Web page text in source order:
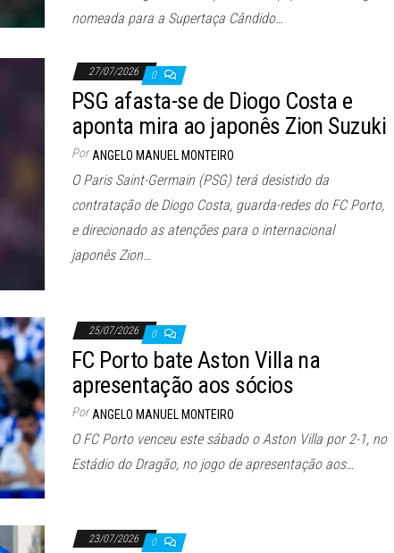
nomeada para a Supertaça Cândido…
27/07/2026 0
PSG afasta-se de Diogo Costa e
aponta mira ao japonês Zion Suzuki
Por ANGELO MANUEL MONTEIRO
O Paris Saint-Germain (PSG) terá desistido da
contratação de Diogo Costa, guarda-redes do FC Porto,
e direcionado as atenções para o internacional
japonês Zion…
25/07/2026 0
FC Porto bate Aston Villa na
apresentação aos sócios
Por ANGELO MANUEL MONTEIRO
O FC Porto venceu este sábado o Aston Villa por 2-1, no
Estádio do Dragão, no jogo de apresentação aos…
23/07/2026 0